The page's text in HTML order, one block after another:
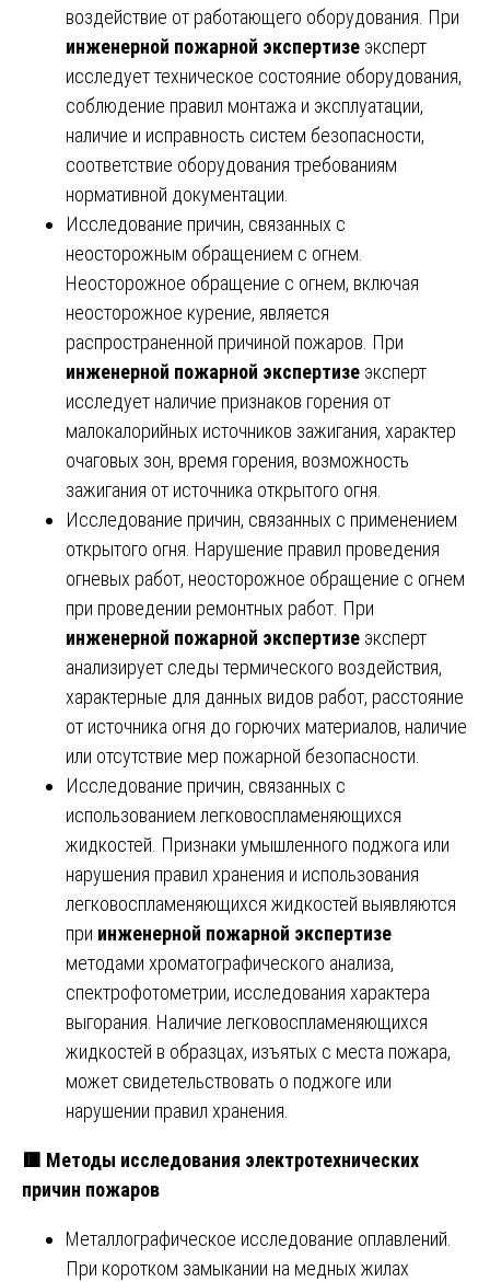
воздействие от работающего оборудования. При
инженерной пожарной экспертизе эксперт
исследует техническое состояние оборудования,
соблюдение правил монтажа и эксплуатации,
наличие и исправность систем безопасности,
соответствие оборудования требованиям
нормативной документации.
Исследование причин, связанных с
неосторожным обращением с огнем.
Неосторожное обращение с огнем, включая
неосторожное курение, является
распространенной причиной пожаров. При
инженерной пожарной экспертизе эксперт
исследует наличие признаков горения от
малокалорийных источников зажигания, характер
очаговых зон, время горения, возможность
зажигания от источника открытого огня.
Исследование причин, связанных с применением
открытого огня. Нарушение правил проведения
огневых работ, неосторожное обращение с огнем
при проведении ремонтных работ. При
инженерной пожарной экспертизе эксперт
анализирует следы термического воздействия,
характерные для данных видов работ, расстояние
от источника огня до горючих материалов, наличие
или отсутствие мер пожарной безопасности.
Исследование причин, связанных с
использованием легковоспламеняющихся
жидкостей. Признаки умышленного поджога или
нарушения правил хранения и использования
легковоспламеняющихся жидкостей выявляются
при инженерной пожарной экспертизе
методами хроматографического анализа,
спектрофотометрии, исследования характера
выгорания. Наличие легковоспламеняющихся
жидкостей в образцах, изъятых с места пожара,
может свидетельствовать о поджоге или
нарушении правил хранения.
🟥 Методы исследования электротехнических
причин пожаров
Металлографическое исследование оплавлений.
При коротком замыкании на медных жилах